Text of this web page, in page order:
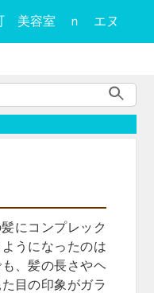
美容室 ｎ エヌ
にコンプレック
うになったのは
、髪の長さやヘ
目の印象がガラ